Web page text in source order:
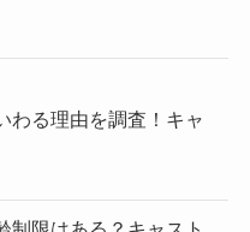
わる理由を調査！キャ